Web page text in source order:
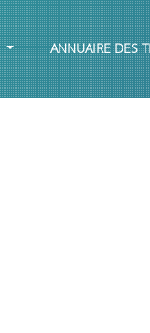
ANNUAIRE DES